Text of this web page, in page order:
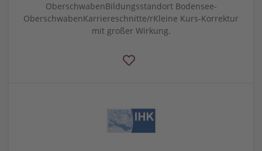
OberschwabenBildungsstandort Bodensee-
OberschwabenKarriereschnitte/rKleine Kurs-Korrektur
mit großer Wirkung.